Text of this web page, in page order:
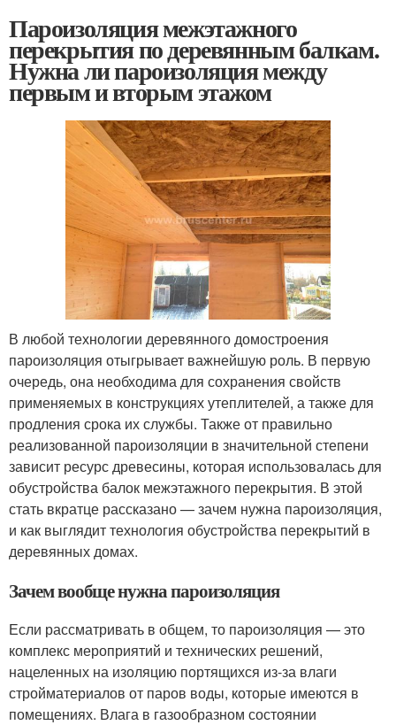
Пароизоляция межэтажного
перекрытия по деревянным балкам.
Нужна ли пароизоляция между
первым и вторым этажом
В любой технологии деревянного домостроения
пароизоляция отыгрывает важнейшую роль. В первую
очередь, она необходима для сохранения свойств
применяемых в конструкциях утеплителей, а также для
продления срока их службы. Также от правильно
реализованной пароизоляции в значительной степени
зависит ресурс древесины, которая использовалась для
обустройства балок межэтажного перекрытия. В этой
стать вкратце рассказано — зачем нужна пароизоляция,
и как выглядит технология обустройства перекрытий в
деревянных домах.
Зачем вообще нужна пароизоляция
Если рассматривать в общем, то пароизоляция — это
комплекс мероприятий и технических решений,
нацеленных на изоляцию портящихся из-за влаги
стройматериалов от паров воды, которые имеются в
помещениях. Влага в газообразном состоянии